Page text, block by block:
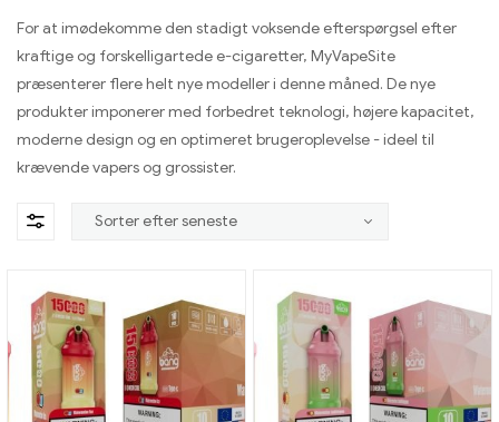
For at imødekomme den stadigt voksende efterspørgsel efter
kraftige og forskelligartede e-cigaretter, MyVapeSite
præsenterer flere helt nye modeller i denne måned. De nye
produkter imponerer med forbedret teknologi, højere kapacitet,
moderne design og en optimeret brugeroplevelse - ideel til
krævende vapers og grossister.